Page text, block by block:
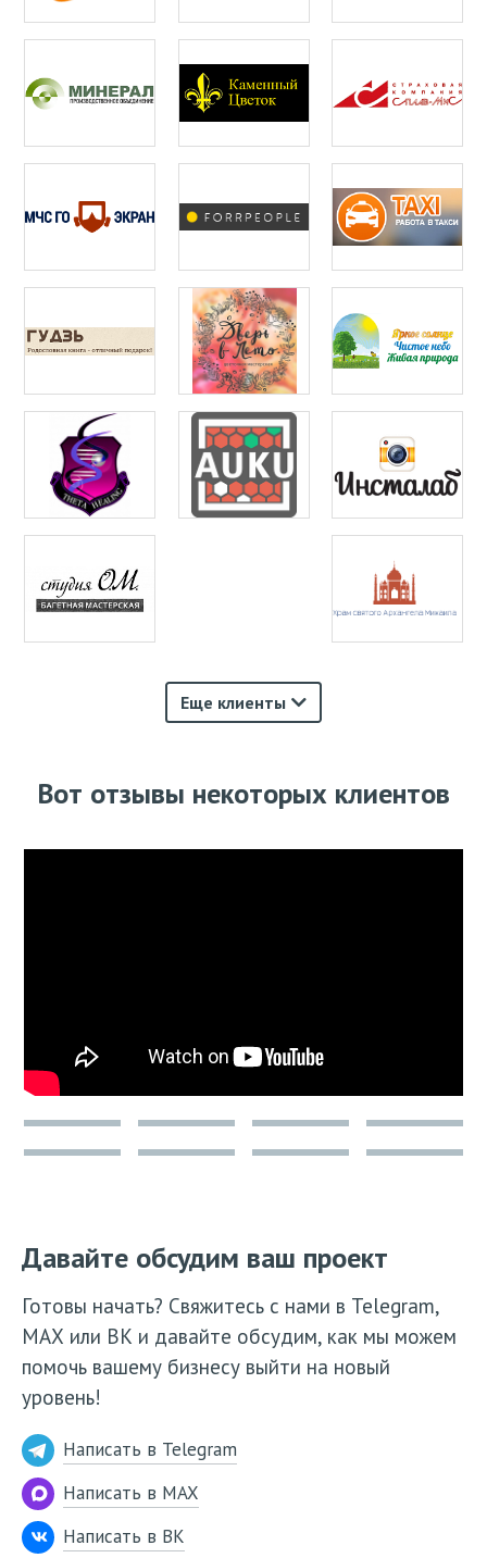
Еще клиенты
Вот отзывы некоторых клиентов
Давайте обсудим ваш проект
Готовы начать? Свяжитесь с нами в Telegram,
МАХ или ВК и давайте обсудим, как мы можем
помочь вашему бизнесу выйти на новый
уровень!
Написать в Telegram
Написать в MAX
Написать в ВК